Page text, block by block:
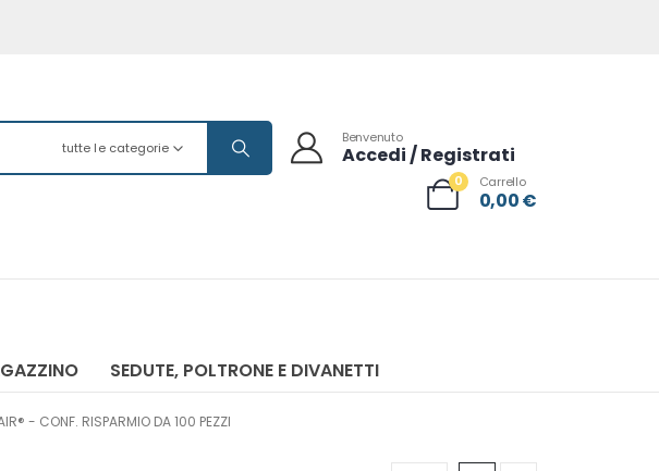
tutte le categorie
Benvenuto
Accedi / Registrati
0 Carrello
0,00€
SEDUTE, POLTRONE E DIVANETTI
- CONF. RISPARMIO DA 100 PEZZI